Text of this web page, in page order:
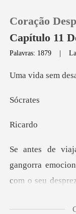
Loja
Sair
Coração
Capítulo 11
Palavras: 1879 |
cr
ca
com o seu